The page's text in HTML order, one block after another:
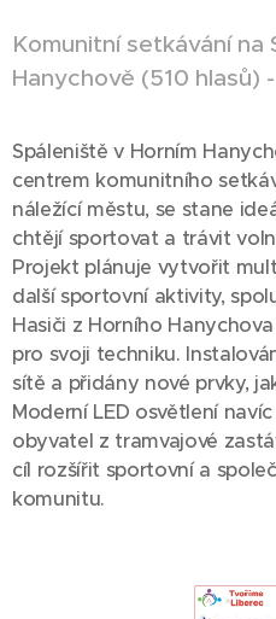
Komunitní setkávání na
Hanychově (510 hlasů)
Spáleniště v Horním
centrem komunitního
náležící městu, se stane
chtějí sportovat a trávit
Projekt plánuje vytvořit
další sportovní aktivity,
Hasiči z Horního
pro svoji techniku.
sítě a přidány nové prvky,
Moderní LED osvětlení
obyvatel z tramvajové
cíl rozšířit sportovní a
komunitu.